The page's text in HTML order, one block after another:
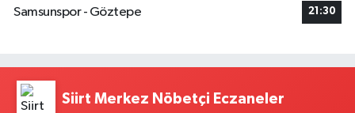
Samsunspor - Göztepe
21:30
Siirt Merkez Nöbetçi Eczaneler